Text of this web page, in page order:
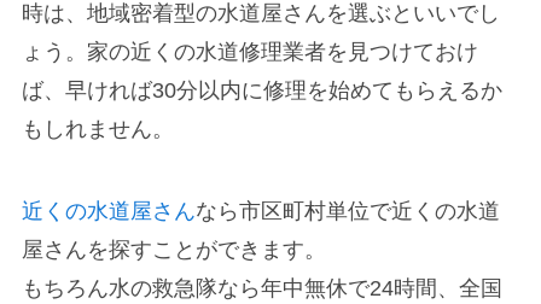
時は、地域密着型の水道屋さんを選ぶといいでし
ょう。家の近くの水道修理業者を見つけておけ
ば、早ければ30分以内に修理を始めてもらえるか
もしれません。
近くの水道屋さんなら市区町村単位で近くの水道
屋さんを探すことができます。
もちろん水の救急隊なら年中無休で24時間、全国